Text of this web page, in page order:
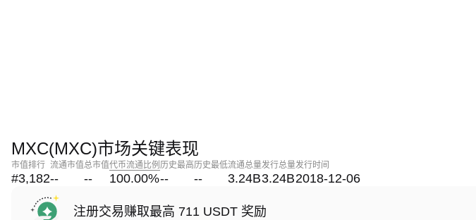
MXC(MXC)市场关键表现
市值排行
#3,182
流通市值
--
总市值
--
代币流通比例
100.00%
历史最高
--
历史最低
--
流通总量
3.24B
发行总量
3.24B
发行时间
2018-12-06
注册交易赚取最高 711 USDT 奖励